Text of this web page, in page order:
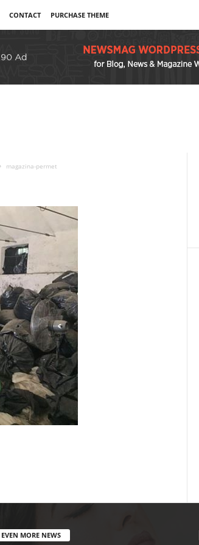
CONTACT PURCHASE THEME
magazina-permet
EVEN MORE NEWS